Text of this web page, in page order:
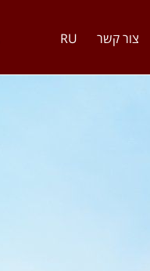
צור קשר RU